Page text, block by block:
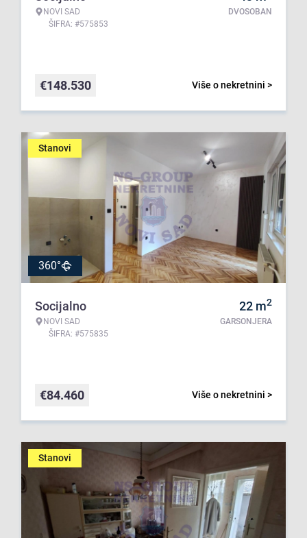
NOVI SAD
ŠIFRA: #575853
DVOSOBAN
Više o nekretnini >
€148.530
Stanovi
360°
Socijalno
NOVI SAD
ŠIFRA: #575835
22 m2
GARSONJERA
Više o nekretnini >
€84.460
Stanovi